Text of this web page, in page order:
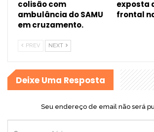
colisão com
ambulância do SAMU
em cruzamento.
exposta
frontal
PREV NEXT
Deixe Uma Resposta
Seu endereço de email não será